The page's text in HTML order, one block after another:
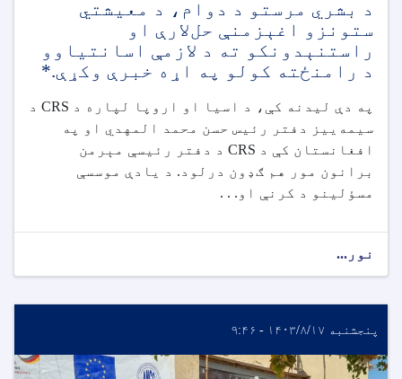
د بشري مرستو د دوام، د معیشتي
ستونزو اغېزمنې حل‌لارې او
راستنېدونکو ته د لازمې اسانتیاوو
د رامنځته کولو په اړه خبرې وکړې.*
په دې لیدنه کې، د اسیا او اروپا لپاره د CRS د
سیمه‌ییز دفتر رئیس حسن محمد المهدي او په
افغانستان کې د CRS د دفتر رئیسې مېرمن
برانون مور هم ګډون درلود. د یادې موسسې
مسؤلینو د کرنې او. . .
نور...
پنجشنبه ۱۴۰۳/۸/۱۷ - ۹:۴۶